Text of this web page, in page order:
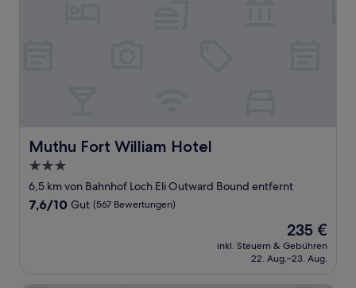
Muthu Fort William Hotel
Muthu Fort William Hotel
3.0-
Sterne-
Unterkunft
6,5 km von Bahnhof Loch Eli Outward Bound entfernt
7.6
7,6/10 Gut (567 Bewertungen)
Der
Preis
beträgt
235 €
inkl. Steuern & Gebühren
22. Aug.–23. Aug.